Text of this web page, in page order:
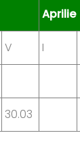
Aprilie
V I
30.03